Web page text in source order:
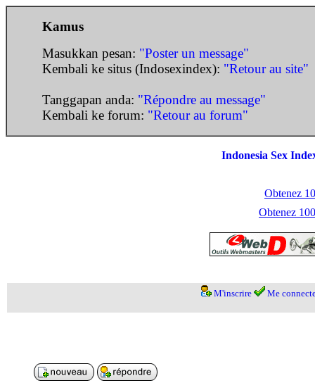
Kamus
Masukkan pesan: "Poster un message"
Kembali ke situs (Indosexindex): "Retour au site"
Tanggapan anda: "Répondre au message"
Kembali ke forum: "Retour au forum"
Indonesia Sex
Obtenez
Obtenez
M'inscrire Me